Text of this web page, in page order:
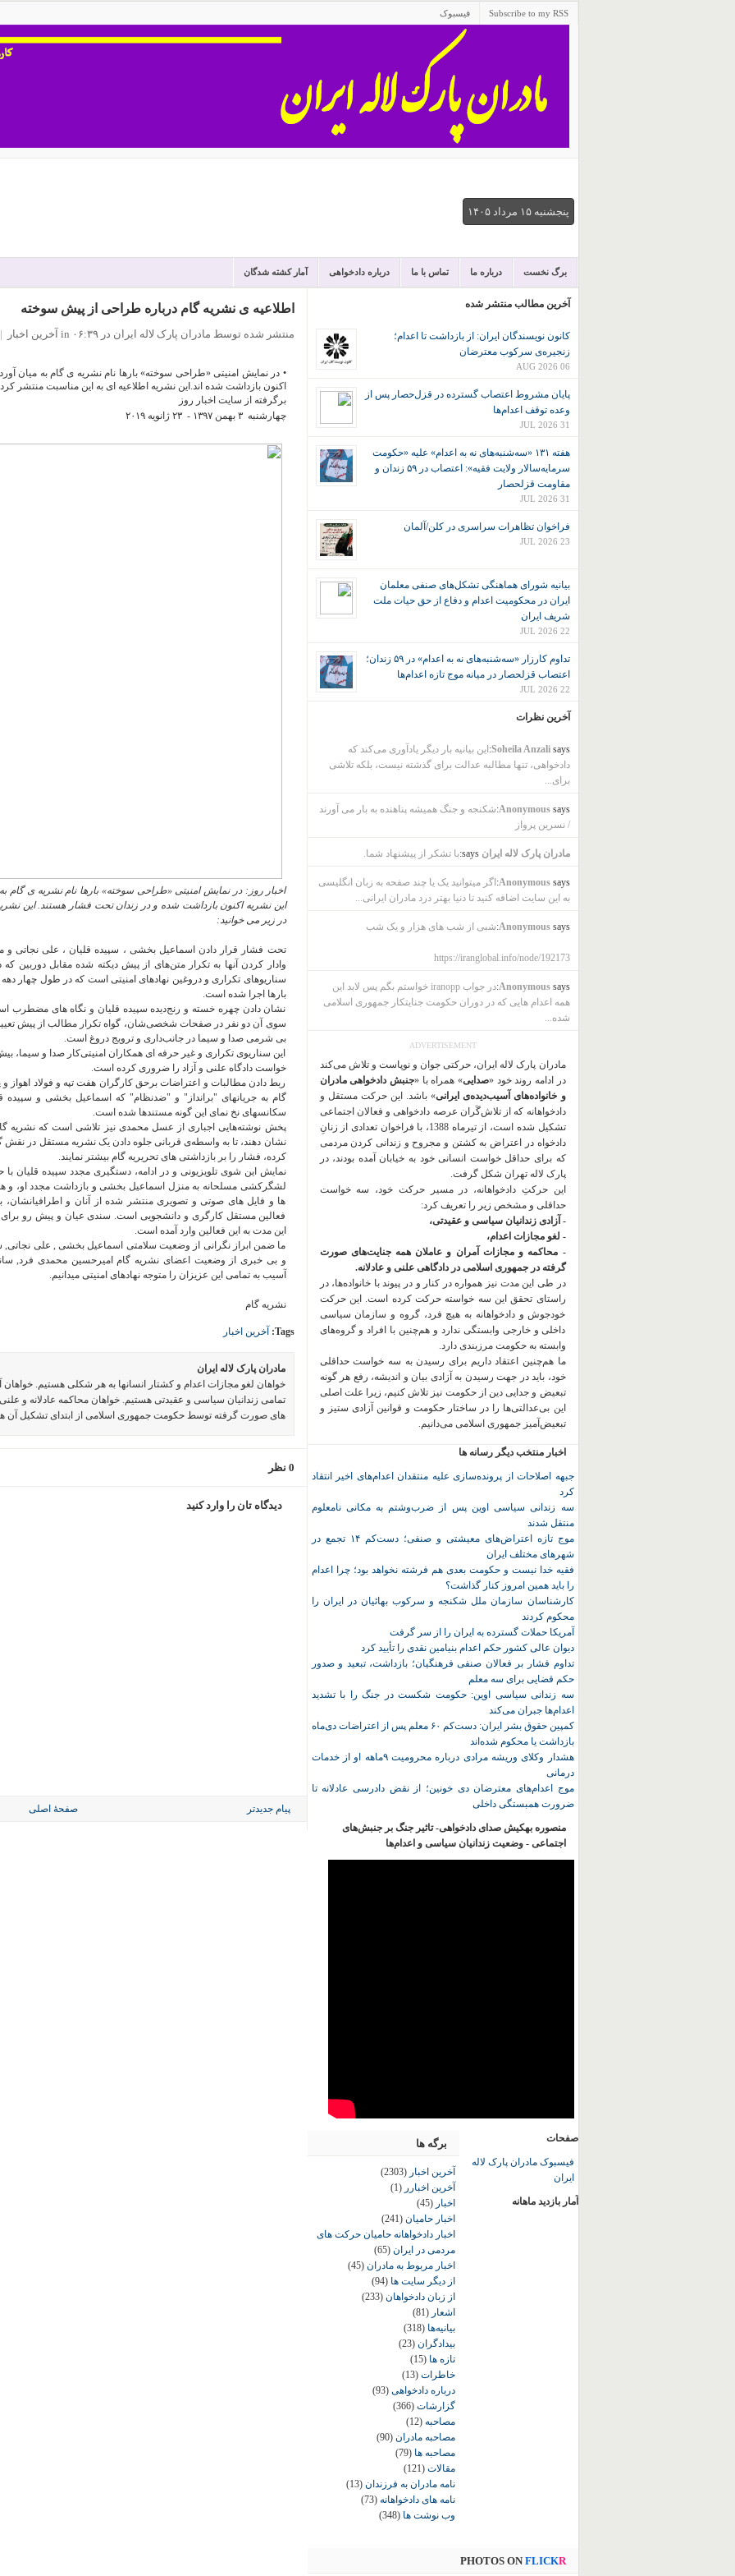
Subscribe to my RSS فیسبوک
پنجشنبه ۱۵ مرداد ۱۴۰۵
برگ نخست درباره ما تماس با ما درباره دادخواهی آمار کشته شدگان
اطلاعیه ی نشریه گام درباره طراحی‌ از پیش سوخته
منتشر شده توسط مادران پارک لاله ایران در ۰۶:۳۹ in آخرین اخبار |
• در نمایش امنیتی «طراحی سوخته» بارها نام نشریه ی گام به میان
اکنون بازداشت شده اند.این نشریه اطلاعیه ای به این مناسبت منتشر
برگرفته از سایت اخبار روز
چهارشنبه ٣ بهمن ۱٣۹۷ - ۲٣ ژانويه ۲۰۱۹
اخبار روز: در نمایش امنیتی «طراحی سوخته» بارها نام نشریه ی گام
این نشریه اکنون بازداشت شده و در زندان تحت فشار هستند. این
در زیر می خوانید:
تحت فشار قرار دادن اسماعیل بخشی ، سپیده قلیان ، علی نجاتی و
وادار کردن آنها به تکرار متن‌های از پیش دیکته شده مقابل
سناریوهای تکراری و دروغین نهادهای امنیتی است که در طول چهار
بارها اجرا شده است.
نشان دادن چهره خسته و رنج‌دیده سپیده قلیان و نگاه های مضطرب
سوی آن دو نفر در صفحات شخصی‌شان، گواه تکرار مطالب از پیش
بی شرمی صدا و سیما در جانب‌داری و ترویج دروغ است.
این سناریوی تکراری و غیر حرفه ای همکاران امنیتی‌کار صدا و سیما،
خواست دادگاه علنی و آزاد را ضروری کرده است.
ربط دادن مطالبات و اعتراضات برحق کارگران هفت تپه و فولاد
گام به جریانهای "برانداز" و "ضدنظام" که اسماعیل بخشی و سپیده
سکانسهای نخ نمای این گونه مستندها شده است.
پخش نوشته‌هایی اجباری از عسل محمدی نیز تلاشی است که نشریه
نشان دهند، تا به واسطه‌ی قربانی جلوه دادن یک نشریه مستقل در نقش
کرده، فشار را بر بازداشتی های تحریریه گام بیشتر نمایند.
نمایش این شوی تلویزیونی و در ادامه، دستگیری مجدد سپیده قلیان با
لشگرکشی مسلحانه به منزل اسماعیل بخشی و بازداشت مجدد او، و
ها و فایل های صوتی و تصویری منتشر شده از آنان و اطرافیانشان،
فعالین مستقل کارگری و دانشجویی است. سندی عیان و پیش رو
این مدت به این فعالین وارد آمده است.
ما ضمن ابراز نگرانی از وضعیت سلامتی اسماعیل بخشی , علی نجاتی,
و بی خبری از وضعیت اعضای نشریه گام امیرحسین محمدی فرد,
آسیب به تمامی این عزیزان را متوجه نهادهای امنیتی میدانیم.
نشریه گام
Tags: آخرین اخبار
مادران پارک لاله ایران
خواهان لغو مجازات اعدام و کشتار انسانها به هر شکلی هستیم.
تمامی زندانیان سیاسی و عقیدتی هستیم. خواهان محاکمه عادلانه و
های صورت گرفته توسط حکومت جمهوری اسلامی از ابتدای تشکیل آن
0 نظر
دیدگاه تان را وارد کنید
پیام جدیدتر صفحهٔ اصلی
آخرین مطالب منتشر شده
کانون نويسندگان ايران: از بازداشت تا اعدام؛
زنجیره‌ی سرکوب معترضان
06 AUG 2026
پایان مشروط اعتصاب گسترده در قزل‌حصار پس از
وعده توقف اعدام‌ها
31 JUL 2026
هفته ۱۳۱ «سه‌شنبه‌های نه به اعدام» علیه «حکومت
سرمایه‌سالار ولایت فقیه»: اعتصاب در ۵۹ زندان و
مقاومت قزلحصار
31 JUL 2026
فراخوان تظاهرات سراسری در کلن/آلمان
23 JUL 2026
بیانیه شورای هماهنگی تشکل‌های صنفی معلمان
ایران در محکومیت اعدام و دفاع از حق حیات ملت
شریف ایران
22 JUL 2026
تداوم کارزار «سه‌شنبه‌های نه به اعدام» در ۵۹ زندان؛
اعتصاب قزلحصار در میانه موج تازه اعدام‌ها
22 JUL 2026
آخرین نظرات
Soheila Anzalisays:
این بیانیه بار دیگر یادآوری می‌کند که
دادخواهی، تنها مطالبه عدالت برای گذشته نیست، بلکه تلاشی
برای...
Anonymoussays:
شکنجه و جنگ همیشه پناهنده به بار می آورند
/ نسرین پرواز
مادران پارک لاله ایران says: با تشکر از پیشنهاد شما.
Anonymoussays:
اگر میتوانید یک یا چند صفحه به زبان انگلیسی
به این سایت اضافه کنید تا دنیا بهتر درد مادران ایرانی...
Anonymoussays: شبی از شب های هزار و یک شب
https://iranglobal.info/node/192173
Anonymoussays:
در جواب iranopp خواستم بگم پس لابد این
همه اعدام هایی که در دوران حکومت جنایتکار جمهوری اسلامی
شده...
ADVERTISEMENT
مادران پارک لاله ایران، حرکتی جوان و نوپاست و تلاش می‌کند
در ادامه روند خود «صدایی» همراه با «جنبش دادخواهی مادران
و خانواده‌های آسیب‌دیده‌ی ایرانی» باشد. این حرکت مستقل و
دادخواهانه که از تلاش‌گَران عرصه دادخواهی و فعالان اجتماعی
تشکیل شده است، از تیرماه 1388، با فراخوان تعدادی از زنانِ
دادخواه در اعتراض به کشتن و مجروح و زندانی کردن مردمی
که برای حداقل خواست انسانی خود به خیابان آمده بودند، در
پارک لاله تهران شکل گرفت.
این حرکتِ دادخواهانه، در مسیر حرکت خود، سه خواست
حداقلی و مشخص زیر را تعریف کرد:
- آزادی زندانیان سیاسی و عقیدتی،
- لغو مجازات اعدام،
- محاکمه و مجازات آمران و عاملان همه جنایت‌های صورت
گرفته در جمهوری اسلامی در دادگاهی علنی و عادلانه.
در طی این مدت نیز همواره در کنار و در پیوند با خانواده‌ها، در
راستای تحقق این سه خواسته حرکت کرده است. این حرکت
خودجوش و دادخواهانه به هیچ فرد، گروه و سازمان سیاسی
داخلی و خارجی وابستگی ندارد و هم‌چنین با افراد و گروه‌های
وابسته به حکومت مرزبندی دارد.
ما هم‌چنین اعتقاد داریم برای رسیدن به سه خواست حداقلی
خود، باید در جهت رسیدن به آزادی بیان و اندیشه، رفع هر گونه
تبعیض و جدایی دین از حکومت نیز تلاش کنیم، زیرا علت اصلی
این بی‌عدالتی‌ها را در ساختار حکومت و قوانین آزادی ستیز و
تبعیض‌آمیز جمهوری اسلامی می‌دانیم.
اخبار منتخب دیگر رسانه ها
جبهه اصلاحات از پرونده‌سازی علیه منتقدان اعدام‌های اخیر انتقاد
کرد
سه زندانی سیاسی اوین پس از ضرب‌وشتم به مکانی نامعلوم
منتقل شدند
موج تازه اعتراض‌های معیشتی و صنفی؛ دست‌کم ۱۴ تجمع در
شهرهای مختلف ایران
فقیه خدا نیست و حکومت بعدی هم فرشته نخواهد بود؛ چرا اعدام
را باید همین امروز کنار گذاشت؟
کارشناسان سازمان ملل شکنجه و سرکوب بهائیان در ایران را
محکوم کردند
آمریکا حملات گسترده به ایران را از سر گرفت
دیوان عالی کشور حکم اعدام بنیامین نقدی را تأیید کرد
تداوم فشار بر فعالان صنفی فرهنگیان؛ بازداشت، تبعید و صدور
حکم قضایی برای سه معلم
سه زندانی سیاسی اوین: حکومت شکست در جنگ را با تشدید
اعدام‌ها جبران می‌کند
کمپین حقوق بشر ایران: دست‌کم ۶۰ معلم پس از اعتراضات دی‌ماه
بازداشت یا محکوم شده‌اند
هشدار وکلای وریشه مرادی درباره محرومیت ۹ماهه او از خدمات
درمانی
موج اعدام‌های معترضان دی‌ خونین؛ از نقض دادرسی عادلانه تا
ضرورت همبستگی داخلی
منصوره بهکیش صدای دادخواهی- تاثیر جنگ بر جنبش‌های
اجتماعی - وضعیت زندانیان سیاسی و اعدام‌ها
برگه ها
آخرین اخبار (2303)
آخرین اخبارر (1)
اخبار (45)
اخبار حامیان (241)
اخبار دادخواهانه حامیان حرکت های
مردمی در ایران (65)
اخبار مربوط به مادران (45)
از دیگر سایت ها (94)
از زبان دادخواهان (233)
اشعار (81)
بیانیه‌ها (318)
بیدادگران (23)
تازه ها (15)
خاطرات (13)
درباره دادخواهی (93)
گزارشات (366)
مصاحبه (12)
مصاحبه مادران (90)
مصاحبه ها (79)
مقالات (121)
نامه مادران به فرزندان (13)
نامه های دادخواهانه (73)
وب نوشت ها (348)
صفحات
فیسبوک مادران پارک لاله
ایران
آمار بازدید ماهانه
PHOTOS ON FLICKR